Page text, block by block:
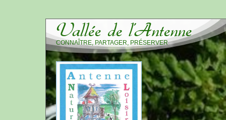
Vallée de l’Antenne
CONNAÎTRE, PARTAGER, PRÉSERVER